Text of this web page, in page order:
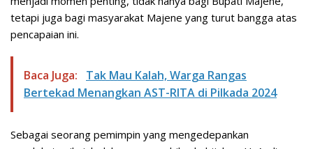
tetapi juga bagi masyarakat Majene yang turut bangga atas
pencapaian ini.
Baca Juga:
Tak Mau Kalah, Warga Rangas
Bertekad Menangkan AST-RITA di Pilkada 2024
Sebagai seorang pemimpin yang mengedepankan